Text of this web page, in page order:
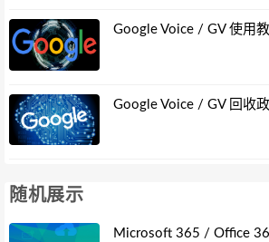
Google Voice / GV 使用
Google Voice / GV 回收
随机展示
Microsoft 365 / Office